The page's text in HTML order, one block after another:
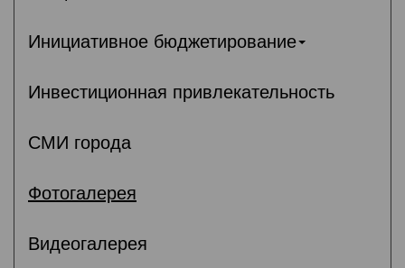
Инициативное бюджетирование
Инвестиционная привлекательность
СМИ города
Фотогалерея
Видеогалерея